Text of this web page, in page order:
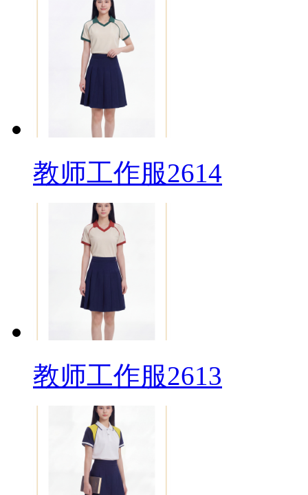
教师工作服2614
教师工作服2613